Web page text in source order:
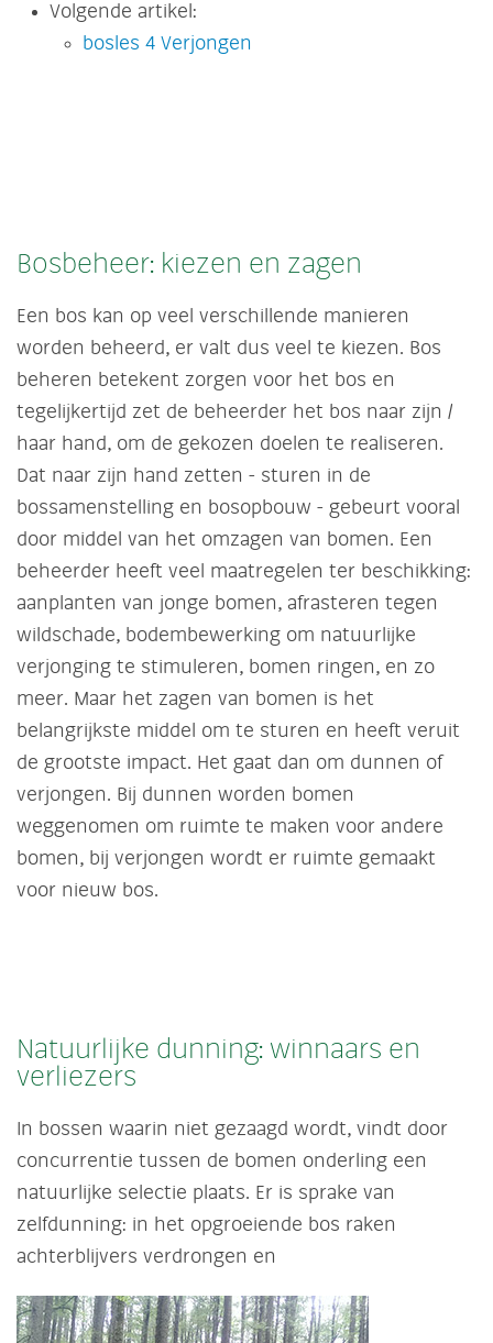
Volgende artikel:
bosles 4 Verjongen
Bosbeheer: kiezen en zagen
Een bos kan op veel verschillende manieren
worden beheerd, er valt dus veel te kiezen. Bos
beheren betekent zorgen voor het bos en
tegelijkertijd zet de beheerder het bos naar zijn /
haar hand, om de gekozen doelen te realiseren.
Dat naar zijn hand zetten - sturen in de
bossamenstelling en bosopbouw - gebeurt vooral
door middel van het omzagen van bomen. Een
beheerder heeft veel maatregelen ter beschikking:
aanplanten van jonge bomen, afrasteren tegen
wildschade, bodembewerking om natuurlijke
verjonging te stimuleren, bomen ringen, en zo
meer. Maar het zagen van bomen is het
belangrijkste middel om te sturen en heeft veruit
de grootste impact. Het gaat dan om dunnen of
verjongen. Bij dunnen worden bomen
weggenomen om ruimte te maken voor andere
bomen, bij verjongen wordt er ruimte gemaakt
voor nieuw bos.
Natuurlijke dunning: winnaars en
verliezers
In bossen waarin niet gezaagd wordt, vindt door
concurrentie tussen de bomen onderling een
natuurlijke selectie plaats. Er is sprake van
zelfdunning: in het opgroeiende bos raken
achterblijvers verdrongen en